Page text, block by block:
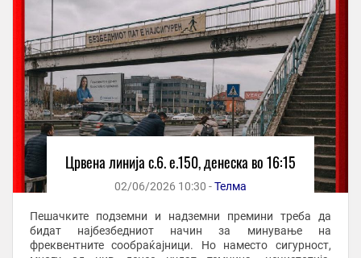
Црвена линија с.6. e.150, денеска во 16:15
02/06/2026 10:30 -Телма
Пешачките подземни и надземни премини треба да
бидат најбезбедниот начин за минување на
фреквентните сообраќајници. Но наместо сигурност,